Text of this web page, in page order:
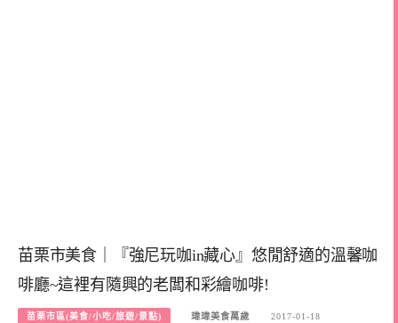
苗栗市美食｜『強尼玩咖in藏心』悠閒舒適的溫馨咖
啡廳~這裡有隨興的老闆和彩繪咖啡!
苗栗市區(美食/小吃/旅遊/景點) 瑋瑋美食萬歲 2017-01-18